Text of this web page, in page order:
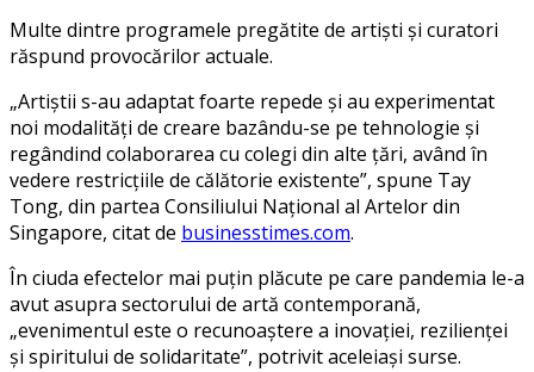
Multe dintre programele pregătite de artiști și curatori
răspund provocărilor actuale.
„Artiștii s-au adaptat foarte repede și au experimentat
noi modalități de creare bazându-se pe tehnologie și
regândind colaborarea cu colegi din alte țări, având în
vedere restricțiile de călătorie existente”, spune Tay
Tong, din partea Consiliului Național al Artelor din
Singapore, citat de businesstimes.com.
În ciuda efectelor mai puțin plăcute pe care pandemia le-a
avut asupra sectorului de artă contemporană,
„evenimentul este o recunoaștere a inovației, rezilienței
și spiritului de solidaritate”, potrivit aceleiași surse.